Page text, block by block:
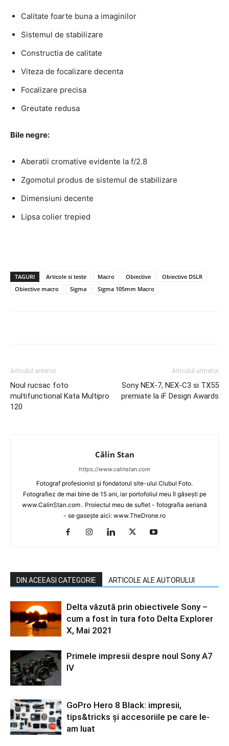
Calitate foarte buna a imaginilor
Sistemul de stabilizare
Constructia de calitate
Viteza de focalizare decenta
Focalizare precisa
Greutate redusa
Bile negre:
Aberatii cromative evidente la f/2.8
Zgomotul produs de sistemul de stabilizare
Dimensiuni decente
Lipsa colier trepied
TAGURI Articole si teste Macro Obiective
Obiective DSLR
Obiective macro
Sigma Sigma 105mm Macro
Articolul anterior
Noul rucsac foto
multifunctional Kata Multipro
120
Articolul urmator
Sony NEX-7, NEX-C3 si TX55
premiate la iF Design Awards
Călin Stan
https://www.calinstan.com
Fotograf profesionist și fondatorul site-ului Clubul Foto.
Fotografiez de mai bine de 15 ani, iar portofoliul meu îl găsești pe
www.CalinStan.com . Proiectul meu de suflet - fotografia aeriană
- se gasește aici: www.TheDrone.ro
DIN ACEEASI CATEGORIE ARTICOLE ALE AUTORULUI
Delta văzută prin obiectivele Sony –
cum a fost în tura foto Delta Explorer
X, Mai 2021
Primele impresii despre noul Sony A7
IV
GoPro Hero 8 Black: impresii,
tips&tricks și accesoriile pe care le-
am luat